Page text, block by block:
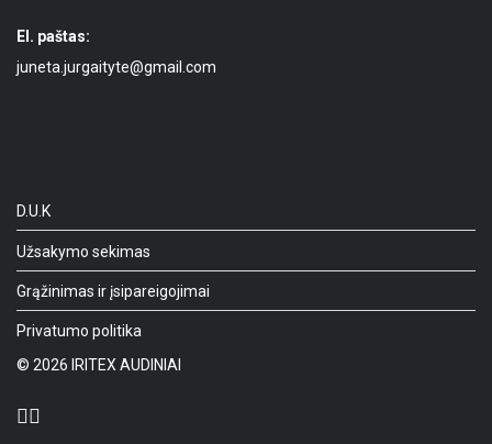
El. paštas:
juneta.jurgaityte@gmail.com
D.U.K
Užsakymo sekimas
Grąžinimas ir įsipareigojimai
Privatumo politika
© 2026 IRITEX AUDINIAI